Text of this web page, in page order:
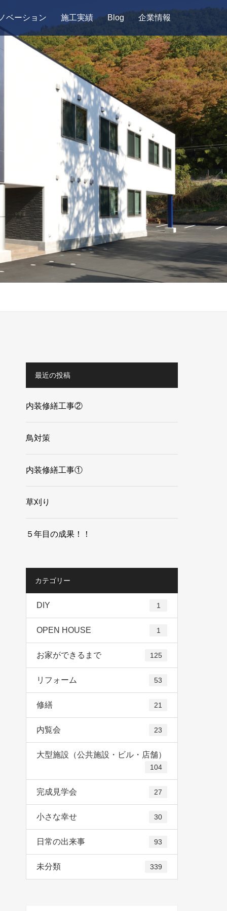
ベーション 施工実績 Blog 企業情報
最近の投稿
内装修繕工事②
鳥対策
内装修繕工事①
草刈り
５年目の成果！！
カテゴリー
DIY 1
OPEN HOUSE 1
お家ができるまで 125
リフォーム 53
修繕 21
内覧会 23
大型施設（公共施設・ビル・店舗）
104
完成見学会 27
小さな幸せ 30
日常の出来事 93
未分類 339